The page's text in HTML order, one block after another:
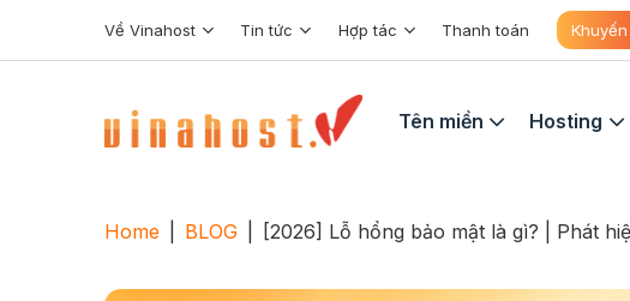
Về Vinahost Tin tức Hợp tác Thanh toán
Tên miền Hosting
Home BLOG [2026] Lỗ hổng bảo mật là gì? | Phát